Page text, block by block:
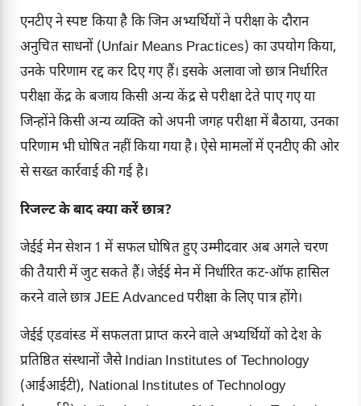
एनटीए ने स्पष्ट किया है कि जिन अभ्यर्थियों ने परीक्षा के दौरान
अनुचित साधनों (Unfair Means Practices) का उपयोग किया,
उनके परिणाम रद्द कर दिए गए हैं। इसके अलावा जो छात्र निर्धारित
परीक्षा केंद्र के बजाय किसी अन्य केंद्र से परीक्षा देते पाए गए या
जिन्होंने किसी अन्य व्यक्ति को अपनी जगह परीक्षा में बैठाया, उनका
परिणाम भी घोषित नहीं किया गया है। ऐसे मामलों में एनटीए की ओर
से सख्त कार्रवाई की गई है।
रिजल्ट के बाद क्या करें छात्र?
जेईई मेन सेशन 1 में सफल घोषित हुए उम्मीदवार अब अगले चरण
की तैयारी में जुट सकते हैं। जेईई मेन में निर्धारित कट-ऑफ हासिल
करने वाले छात्र JEE Advanced परीक्षा के लिए पात्र होंगे।
जेईई एडवांस्ड में सफलता प्राप्त करने वाले अभ्यर्थियों को देश के
प्रतिष्ठित संस्थानों जैसे Indian Institutes of Technology
(आईआईटी), National Institutes of Technology